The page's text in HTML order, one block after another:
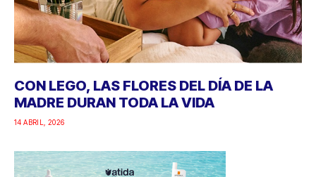
CON LEGO, LAS FLORES DEL DÍA DE LA
MADRE DURAN TODA LA VIDA
14 ABRIL, 2026